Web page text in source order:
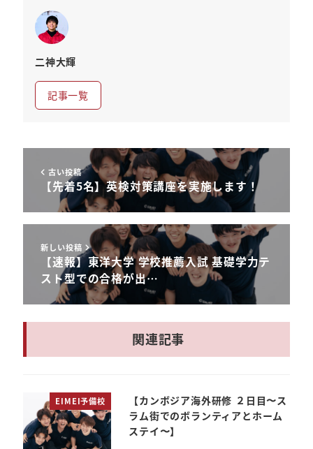
二神大輝
記事一覧
古い投稿
【先着5名】英検対策講座を実施します！
新しい投稿
【速報】東洋大学 学校推薦入試 基礎学力テ
スト型での合格が出…
関連記事
EIMEI予備校
【カンボジア海外研修 ２日目〜ス
ラム街でのボランティアとホーム
ステイ〜】